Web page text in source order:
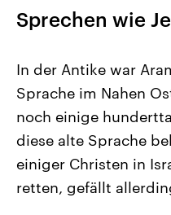
Landtagswahl Sachsen-
2026
Alle Informationen
Sachsen-Anhalt wählt am 6.
September 2026 einen
Landtag. Seit 2021 wird das
Bundesland von einer
Sprechen wie
In der Antike war
Sprache im Nahen
noch einige
diese alte Sprache
einiger Christen in
retten, gefällt